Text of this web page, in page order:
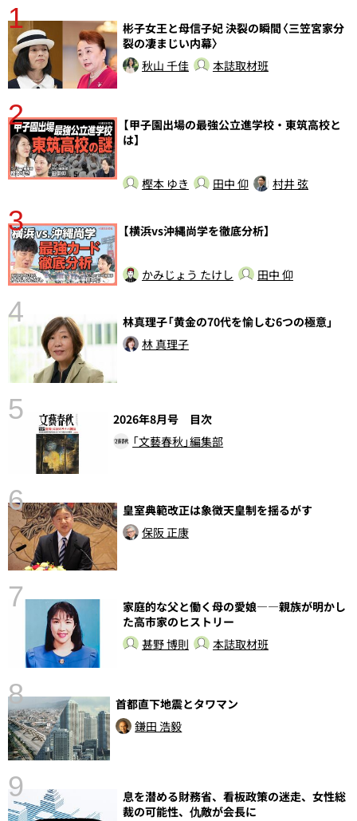
1
彬子女王と母信子妃 決裂の瞬間〈三笠宮家分
裂の凄まじい内幕〉
秋山 千佳
本誌取材班
2
【甲子園出場の最強公立進学校・東筑高校と
は】
樫本 ゆき 田中 仰 村井 弦
3 【横浜vs沖縄尚学を徹底分析】
かみじょう たけし 田中 仰
4
林真理子「黄金の70代を愉しむ6つの極意」
林 真理子
5
2026年8月号 目次
「文藝春秋」編集部
6
皇室典範改正は象徴天皇制を揺るがす
保阪 正康
7
家庭的な父と働く母の愛娘――親族が明かし
た高市家のヒストリー
甚野 博則
本誌取材班
8
首都直下地震とタワマン
鎌田 浩毅
9
息を潜める財務省、看板政策の迷走、女性総
裁の可能性、仇敵が会長に